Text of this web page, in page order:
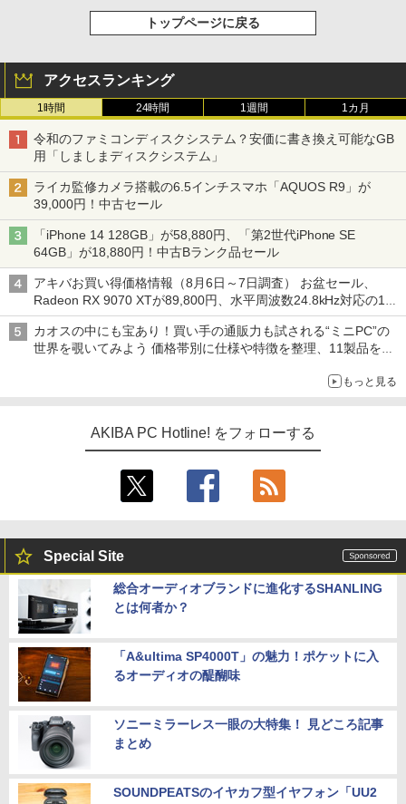
トップページに戻る
アクセスランキング
1時間 24時間 1週間 1カ月
令和のファミコンディスクシステム？安価に書き換え可能なGB
用「しましまディスクシステム」
ライカ監修カメラ搭載の6.5インチスマホ「AQUOS R9」が
39,000円！中古セール
「iPhone 14 128GB」が58,880円、「第2世代iPhone SE
64GB」が18,880円！中古Bランク品セール
アキバお買い得価格情報（8月6日～7日調査） お盆セール、
Radeon RX 9070 XTが89,800円、水平周波数24.8kHz対応の17
型モニターが9,801円、暑さ指数連動セール ほか
カオスの中にも宝あり！買い手の通販力も試される“ミニPC”の
世界を覗いてみよう 価格帯別に仕様や特徴を整理、11製品をピ
もっと見る
AKIBA PC Hotline! をフォローする
Special Site
総合オーディオブランドに進化するSHANLING
とは何者か？
「A&ultima SP4000T」の魅力！ポケットに入
るオーディオの醍醐味
ソニーミラーレス一眼の大特集！ 見どころ記事
まとめ
SOUNDPEATSのイヤカフ型イヤフォン「UU2